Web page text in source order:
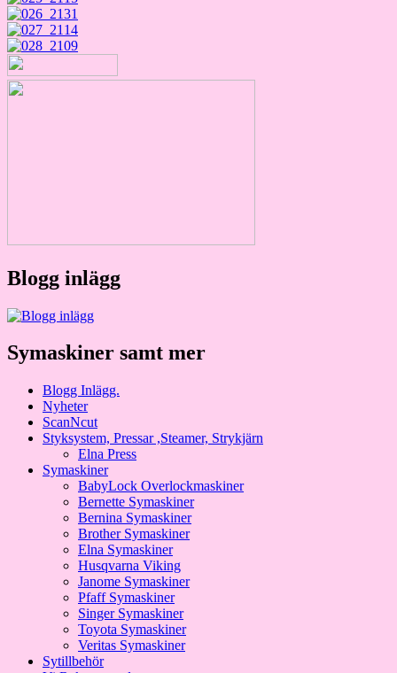
Blogg inlägg
Symaskiner samt mer
Blogg Inlägg.
Nyheter
ScanNcut
Styksystem, Pressar ,Steamer, Strykjärn
Elna Press
Symaskiner
BabyLock Overlockmaskiner
Bernette Symaskiner
Bernina Symaskiner
Brother Symaskiner
Elna Symaskiner
Husqvarna Viking
Janome Symaskiner
Pfaff Symaskiner
Singer Symaskiner
Toyota Symaskiner
Veritas Symaskiner
Sytillbehör